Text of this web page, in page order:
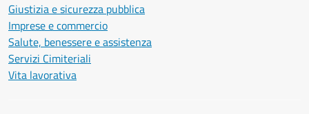
Giustizia e sicurezza pubblica
Imprese e commercio
Salute, benessere e assistenza
Servizi Cimiteriali
Vita lavorativa